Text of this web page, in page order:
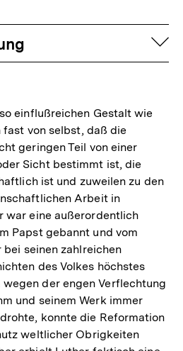
einflußreichen Gestalt wie
von selbst, daß die
geringen Teil von einer
Sicht bestimmt ist, die
ist und zuweilen zu den
Arbeit in
war eine außerordentlich
Papst gebannt und vom
seinen zahlreichen
des Volkes höchstes
wegen der engen Verflechtung
und seinem Werk immer
konnte die Reformation
weltlicher Obrigkeiten